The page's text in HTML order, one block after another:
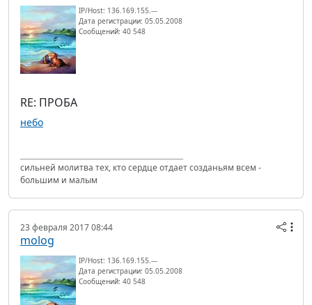
IP/Host: 136.169.155.---
Дата регистрации: 05.05.2008
Сообщений: 40 548
RE: ПРОБА
небо
сильней молитва тех, кто сердце отдает созданьям всем -
большим и малым
23 февраля 2017 08:44
molog
IP/Host: 136.169.155.---
Дата регистрации: 05.05.2008
Сообщений: 40 548